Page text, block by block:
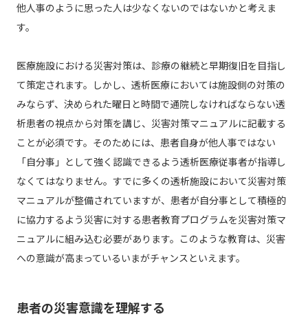
他人事のように思った人は少なくないのではないかと考えま
す。
医療施設における災害対策は、診療の継続と早期復旧を目指し
て策定されます。しかし、透析医療においては施設側の対策の
みならず、決められた曜日と時間で通院しなければならない透
析患者の視点から対策を講じ、災害対策マニュアルに記載する
ことが必須です。そのためには、患者自身が他人事ではない
「自分事」として強く認識できるよう透析医療従事者が指導し
なくてはなりません。すでに多くの透析施設において災害対策
マニュアルが整備されていますが、患者が自分事として積極的
に協力するよう災害に対する患者教育プログラムを災害対策マ
ニュアルに組み込む必要があります。このような教育は、災害
への意識が高まっているいまがチャンスといえます。
患者の災害意識を理解する